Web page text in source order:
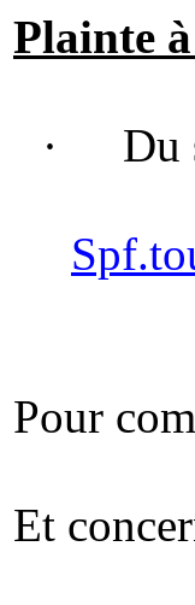
Plainte à
· Du
Pour
Et